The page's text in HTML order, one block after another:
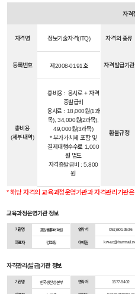
자격
자격명 정보기술자격(ITQ) 자격의 종류
등록번호 제2008-0191호 자격발급기관
총비용
(세부내역)
총비용 : 응시료 + 자격
증발급비
응시료 : 18,000원(1과
목), 34,000원(2과목),
49,000원(3과목)
* 부가가치세 포함 및
결제대행수수료 1,000
원 별도
자격증발급비 : 5,800
원
환불규정
* 해당 자격의 교육과정운영기관과 자격관리기관
교육과정운영기관 정보
기관명 경원컴퓨터학원 연락처 051)501-3536
대표자 강조원 이메일 kw-
자격관리(발급)기관 정보
기관명 한국생산성본부 연락처 1577-9402